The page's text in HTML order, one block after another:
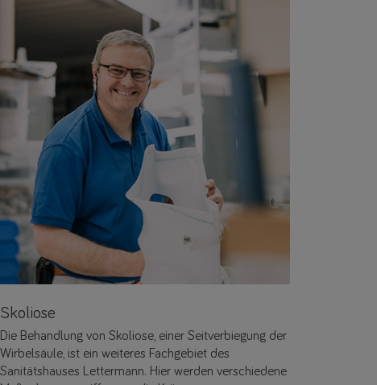
Skoliose
Die Behandlung von Skoliose, einer Seitverbiegung der
Wirbelsäule, ist ein weiteres Fachgebiet des
Sanitätshauses Lettermann. Hier werden verschiedene